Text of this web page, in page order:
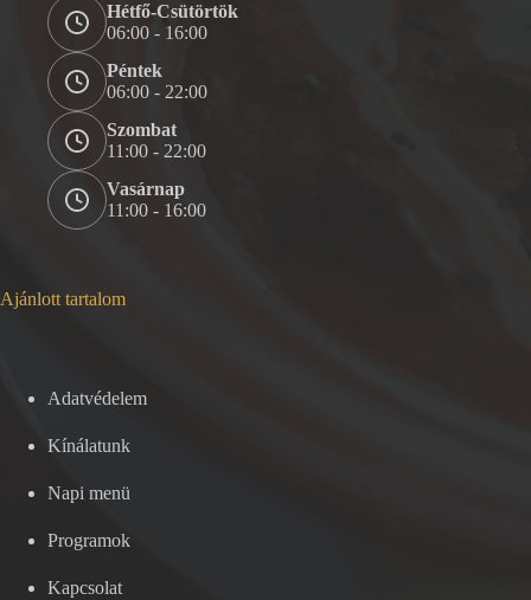
Hétfő-Csütörtök
06:00 - 16:00
Péntek
06:00 - 22:00
Szombat
11:00 - 22:00
Vasárnap
11:00 - 16:00
Ajánlott tartalom
Adatvédelem
Kínálatunk
Napi menü
Programok
Kapcsolat